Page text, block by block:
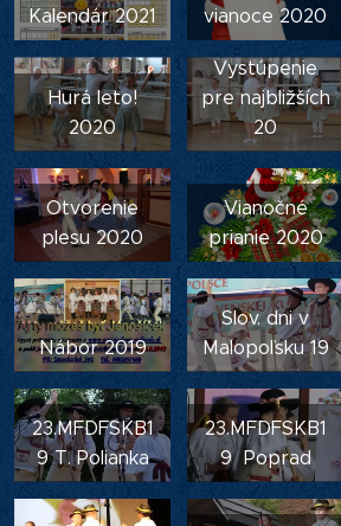
Kalendár 2021
vianoce 2020
Hurá leto!
2020
Vystúpenie
pre najbližších
20
Otvorenie
plesu 2020
Vianočné
prianie 2020
Nábor 2019
Slov. dni v
Malopoľsku 19
23.MFDFSKB1
9 T. Polianka
23.MFDFSKB1
9 Poprad